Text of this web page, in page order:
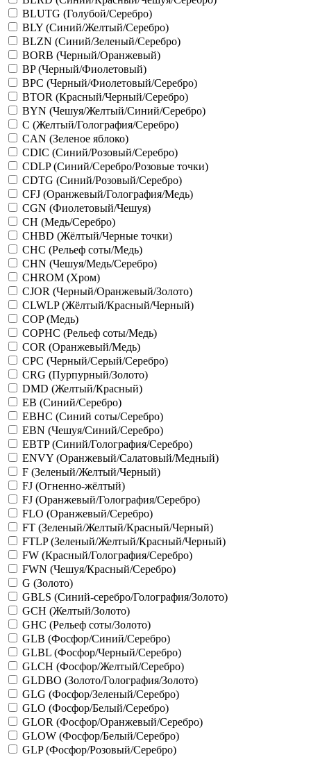
BLUTG (Голубой/Серебро)
BLY (Синий/Желтый/Серебро)
BLZN (Синий/Зеленый/Серебро)
BORB (Черный/Оранжевый)
BP (Черный/Фиолетовый)
BPC (Черный/Фиолетовый/Серебро)
BTOR (Красный/Черный/Серебро)
BYN (Чешуя/Желтый/Синий/Серебро)
C (Желтый/Голография/Серебро)
CAN (Зеленое яблоко)
CDIC (Синий/Розовый/Серебро)
CDLP (Синий/Серебро/Розовые точки)
CDTG (Синий/Розовый/Серебро)
CFJ (Оранжевый/Голография/Медь)
CGN (Фиолетовый/Чешуя)
CH (Медь/Серебро)
CHBD (Жёлтый/Черные точки)
CHC (Рельеф соты/Медь)
CHN (Чешуя/Медь/Серебро)
CHROM (Хром)
CJOR (Черный/Оранжевый/Золото)
CLWLP (Жёлтый/Красный/Черный)
COP (Медь)
COPHC (Рельеф соты/Медь)
COR (Оранжевый/Медь)
CPC (Черный/Серый/Серебро)
CRG (Пурпурный/Золото)
DMD (Желтый/Красный)
EB (Синий/Серебро)
EBHC (Синий соты/Серебро)
EBN (Чешуя/Синий/Серебро)
EBTP (Синий/Голография/Серебро)
ENVY (Оранжевый/Салатовый/Медный)
F (Зеленый/Желтый/Черный)
FJ (Огненно-жёлтый)
FJ (Оранжевый/Голография/Серебро)
FLO (Оранжевый/Серебро)
FT (Зеленый/Желтый/Красный/Черный)
FTLP (Зеленый/Желтый/Красный/Черный)
FW (Красный/Голография/Серебро)
FWN (Чешуя/Красный/Серебро)
G (Золото)
GBLS (Синий-серебро/Голография/Золото)
GCH (Желтый/Золото)
GHC (Рельеф соты/Золото)
GLB (Фосфор/Синий/Серебро)
GLBL (Фосфор/Черный/Серебро)
GLCH (Фосфор/Желтый/Серебро)
GLDBO (Золото/Голография/Золото)
GLG (Фосфор/Зеленый/Серебро)
GLO (Фосфор/Белый/Серебро)
GLOR (Фосфор/Оранжевый/Серебро)
GLOW (Фосфор/Белый/Серебро)
GLP (Фосфор/Розовый/Серебро)